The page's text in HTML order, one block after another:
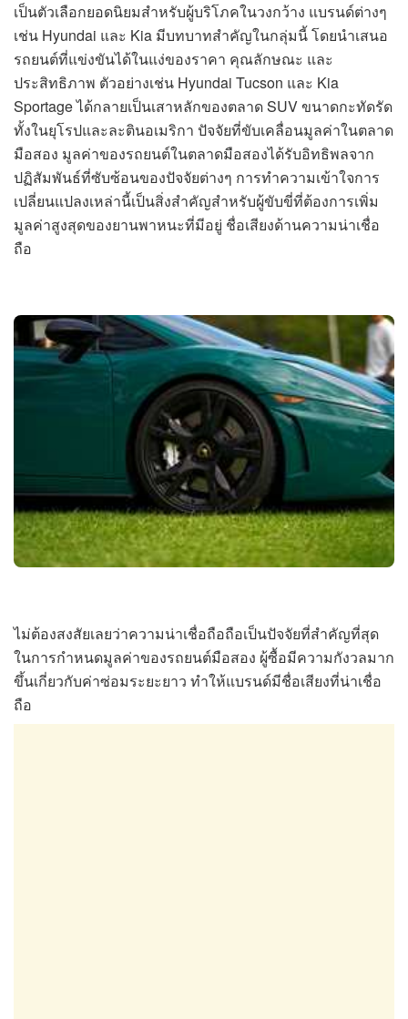
เป็นตัวเลือกยอดนิยมสำหรับผู้บริโภคในวงกว้าง แบรนด์ต่างๆ
เช่น Hyundai และ Kia มีบทบาทสำคัญในกลุ่มนี้ โดยนำเสนอ
รถยนต์ที่แข่งขันได้ในแง่ของราคา คุณลักษณะ และ
ประสิทธิภาพ ตัวอย่างเช่น Hyundai Tucson และ Kia
Sportage ได้กลายเป็นเสาหลักของตลาด SUV ขนาดกะทัดรัด
ทั้งในยุโรปและละตินอเมริกา ปัจจัยที่ขับเคลื่อนมูลค่าในตลาด
มือสอง มูลค่าของรถยนต์ในตลาดมือสองได้รับอิทธิพลจาก
ปฏิสัมพันธ์ที่ซับซ้อนของปัจจัยต่างๆ การทำความเข้าใจการ
เปลี่ยนแปลงเหล่านี้เป็นสิ่งสำคัญสำหรับผู้ขับขี่ที่ต้องการเพิ่ม
มูลค่าสูงสุดของยานพาหนะที่มีอยู่ ชื่อเสียงด้านความน่าเชื่อ
ถือ
ไม่ต้องสงสัยเลยว่าความน่าเชื่อถือถือเป็นปัจจัยที่สำคัญที่สุด
ในการกำหนดมูลค่าของรถยนต์มือสอง ผู้ซื้อมีความกังวลมาก
ขึ้นเกี่ยวกับค่าซ่อมระยะยาว ทำให้แบรนด์มีชื่อเสียงที่น่าเชื่อ
ถือ